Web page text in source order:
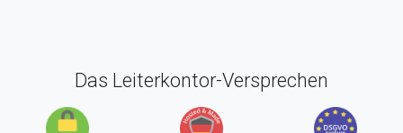
Das Leiterkontor-Versprechen